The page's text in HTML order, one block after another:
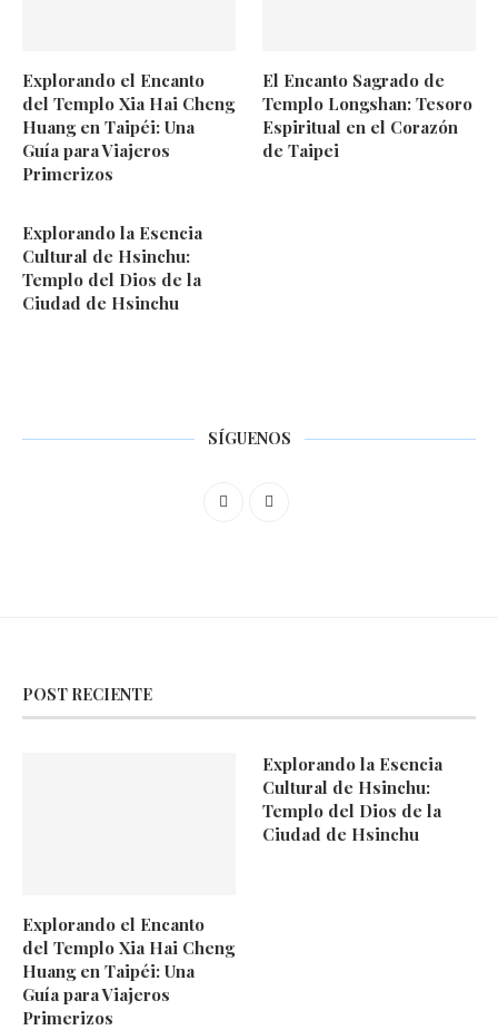
Explorando el Encanto
del Templo Xia Hai Cheng
Huang en Taipéi: Una
Guía para Viajeros
Primerizos
El Encanto Sagrado de
Templo Longshan: Tesoro
Espiritual en el Corazón
de Taipei
Explorando la Esencia
Cultural de Hsinchu:
Templo del Dios de la
Ciudad de Hsinchu
SÍGUENOS
POST RECIENTE
Explorando el Encanto
del Templo Xia Hai Cheng
Huang en Taipéi: Una
Guía para Viajeros
Primerizos
Explorando la Esencia
Cultural de Hsinchu:
Templo del Dios de la
Ciudad de Hsinchu